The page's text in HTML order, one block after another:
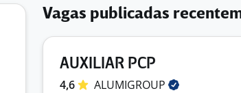
Vagas publicadas
AUXILIAR PCP
4,6
ALUMIGROUP